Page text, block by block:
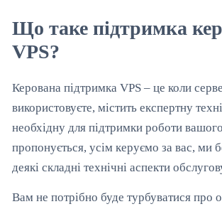
Що таке підтримка
VPS?
Керована підтримка VPS – це коли
використовуєте, містить експертну
необхідну для підтримки роботи
пропонується, усім керуємо за вас, ми
деякі складні технічні аспекти
Вам не потрібно буде турбуватися про